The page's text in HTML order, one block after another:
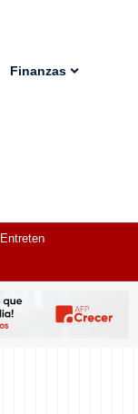
Finanzas
Entretenimiento